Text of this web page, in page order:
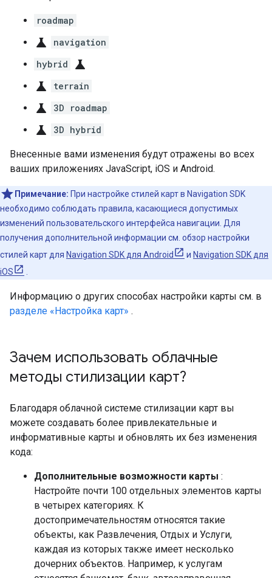
roadmap
science
navigation
hybrid
science
science
terrain
science 3D roadmap
science 3D hybrid
Внесенные вами изменения будут отражены во всех
ваших приложениях JavaScript, iOS и Android.
Примечание: При настройке стилей карт в Navigation SDK
необходимо соблюдать правила, касающиеся допустимых
изменений пользовательского интерфейса навигации. Для
получения дополнительной информации см. обзор настройки
стилей карт для Navigation SDK для Android и Navigation SDK для
iOS
Информацию о других способах настройки карты см. в
разделе «Настройка карт» .
Зачем использовать облачные
методы стилизации карт?
Благодаря облачной системе стилизации карт вы
можете создавать более привлекательные и
информативные карты и обновлять их без изменения
кода:
Дополнительные возможности карты :
Настройте почти 100 отдельных элементов карты
в четырех категориях. К
достопримечательностям относятся такие
объекты, как Развлечения, Отдых и Услуги,
каждая из которых также имеет несколько
дочерних объектов. Например, к услугам